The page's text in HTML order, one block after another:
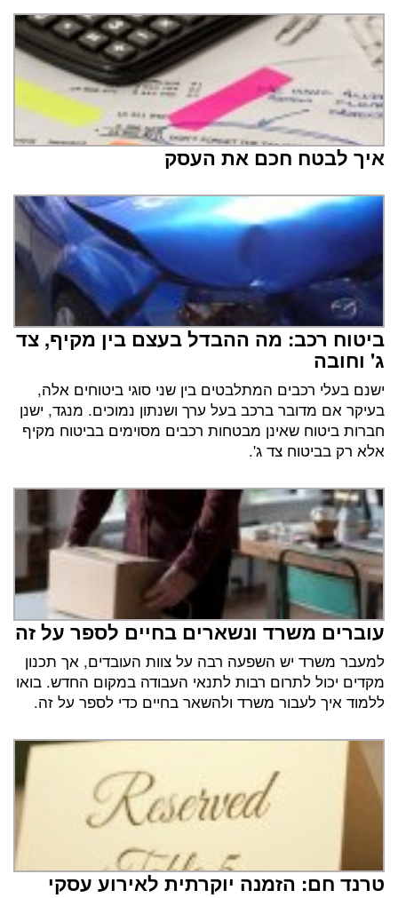
איך לבטח חכם את העסק
ביטוח רכב: מה ההבדל בעצם בין מקיף, צד
ג' וחובה
ישנם בעלי רכבים המתלבטים בין שני סוגי ביטוחים אלה,
בעיקר אם מדובר ברכב בעל ערך ושנתון נמוכים. מנגד, ישנן
חברות ביטוח שאינן מבטחות רכבים מסוימים בביטוח מקיף
אלא רק בביטוח צד ג'.
עוברים משרד ונשארים בחיים לספר על זה
למעבר משרד יש השפעה רבה על צוות העובדים, אך תכנון
מקדים יכול לתרום רבות לתנאי העבודה במקום החדש. בואו
ללמוד איך לעבור משרד ולהשאר בחיים כדי לספר על זה.
טרנד חם: הזמנה יוקרתית לאירוע עסקי